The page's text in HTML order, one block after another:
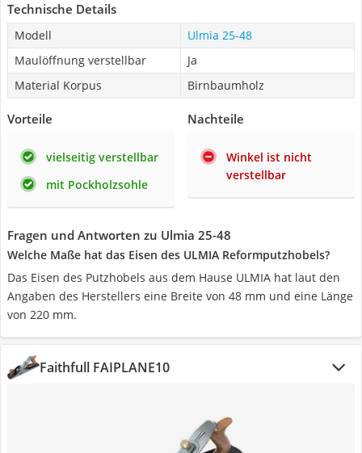
Technische Details
Modell
Ulmia 25-48
Maulöffnung verstellbar
Ja
Material Korpus
Birnbaumholz
Vorteile
vielseitig verstellbar
mit Pockholzsohle
Nachteile
Winkel ist nicht
verstellbar
Fragen und Antworten zu Ulmia 25-48
Welche Maße hat das Eisen des ULMIA Reformputzhobels?
Das Eisen des Putzhobels aus dem Hause ULMIA hat laut den
Angaben des Herstellers eine Breite von 48 mm und eine Länge
von 220 mm.
Faithfull FAIPLANE10